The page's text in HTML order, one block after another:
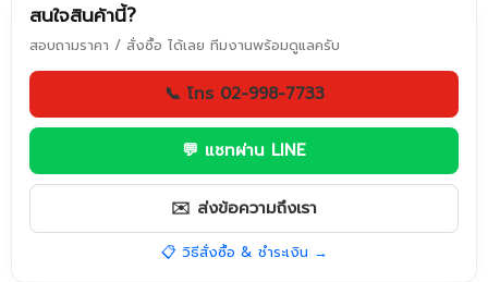
สนใจสินค้านี้?
สอบถามราคา / สั่งซื้อ ได้เลย ทีมงานพร้อมดูแลครับ
📞 โทร 02-998-7733
💬 แชทผ่าน LINE
✉️ ส่งข้อความถึงเรา
📋 วิธีสั่งซื้อ & ชำระเงิน →